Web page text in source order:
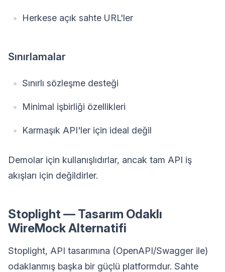
Herkese açık sahte URL'ler
Sınırlamalar
Sınırlı sözleşme desteği
Minimal işbirliği özellikleri
Karmaşık API'ler için ideal değil
Demolar için kullanışlıdırlar, ancak tam API iş
akışları için değildirler.
Stoplight — Tasarım Odaklı
WireMock Alternatifi
Stoplight, API tasarımına (OpenAPI/Swagger ile)
odaklanmış başka bir güçlü platformdur. Sahte